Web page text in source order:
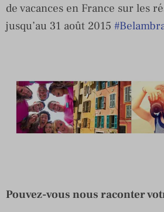
de vacances en France sur les
jusqu’au 31 août 2015
Pouvez-vous nous raconter